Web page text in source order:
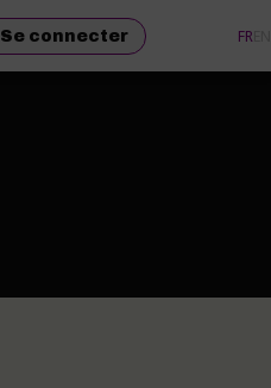
Se connecter FR